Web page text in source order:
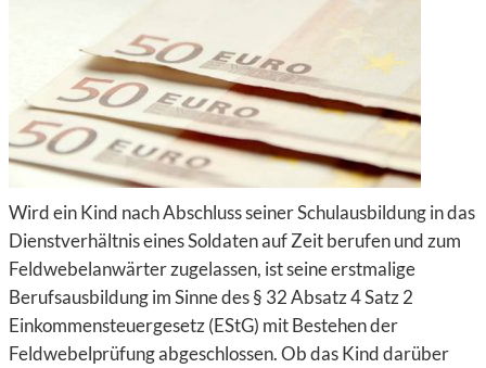
Wird ein Kind nach Abschluss seiner Schulausbildung in das
Dienstverhältnis eines Soldaten auf Zeit berufen und zum
Feldwebelanwärter zugelassen, ist seine erstmalige
Berufsausbildung im Sinne des § 32 Absatz 4 Satz 2
Einkommensteuergesetz (EStG) mit Bestehen der
Feldwebelprüfung abgeschlossen. Ob das Kind darüber